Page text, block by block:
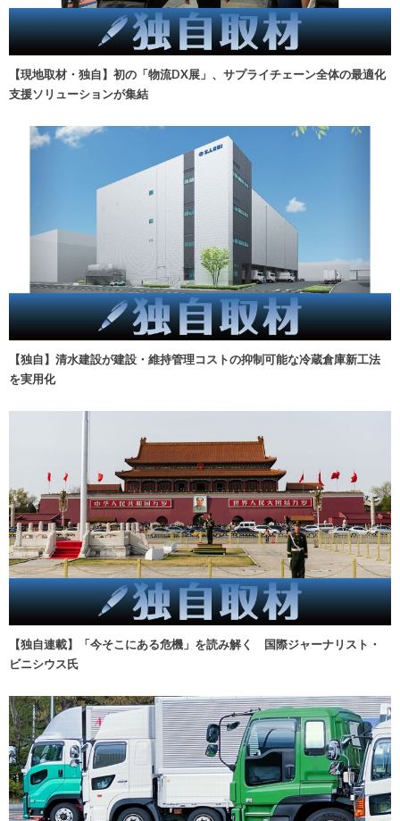
【現地取材・独自】初の「物流DX展」、サプライチェーン全体の最適化
支援ソリューションが集結
【独自】清水建設が建設・維持管理コストの抑制可能な冷蔵倉庫新工法
を実用化
【独自連載】「今そこにある危機」を読み解く 国際ジャーナリスト・
ビニシウス氏